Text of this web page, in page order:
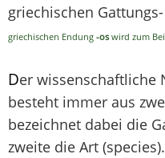
griechischen
griechischen Endung -os wird zum
Der wissenschaftliche
besteht immer aus
bezeichnet dabei die
zweite die Art